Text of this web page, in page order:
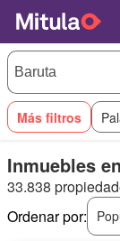
Más filtros
Inmuebles
33.838
Ordenar por: